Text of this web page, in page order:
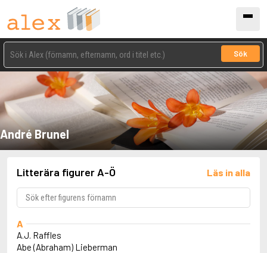
Sök
André Brunel
Litterära figurer A-Ö Läs in alla
A
A.J. Raffles
Abe (Abraham) Lieberman